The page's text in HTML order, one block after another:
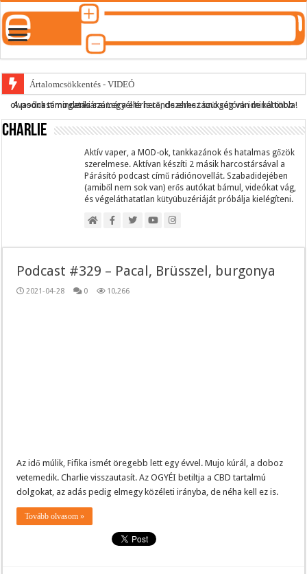
Ártalomcsökkentés - VIDEÓ
E-cigi használati szokások 2.0
Android Podcast alkalmazás letöltése
Párásító podcast lejátszási lista
A podcast mindenki számára elérhető, de ehhez szükség van minél több olvasónk támogatására.Legyél te is rendszeres támogatónk ide kattintva!
Charlie
Aktív vaper, a MOD-ok, tankkazánok és hatalmas gőzök
szerelmese. Aktívan készíti 2 másik harcostársával a
Párásító podcast című rádiónovellát. Szabadidejében
(amiből nem sok van) erős autókat bámul, videókat vág,
és végeláthatatlan kütyübuzériáját próbálja kielégíteni.
Podcast #329 – Pacal, Brüsszel, burgonya
2021-04-28 0 10,266
Az idő múlik, Fifika ismét öregebb lett egy évvel. Mujo kúrál, a doboz
vetemedik. Charlie visszautasít. Az OGYÉI betiltja a CBD tartalmú
dolgokat, az adás pedig elmegy közéleti irányba, de néha kell ez is.
Tovább olvasom »